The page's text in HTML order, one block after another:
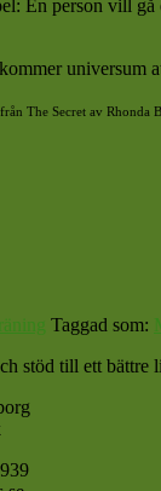
En person vill gå
universum
The Secret av Rhonda
Taggad som:
stöd till ett bättre